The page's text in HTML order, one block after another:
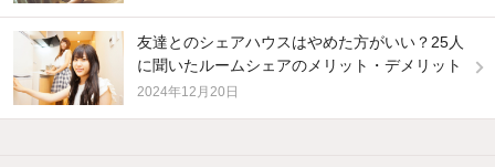
友達とのシェアハウスはやめた方がいい？25人
に聞いたルームシェアのメリット・デメリット
2024年12月20日
他の人はこんな条件で絞り込んでいます！